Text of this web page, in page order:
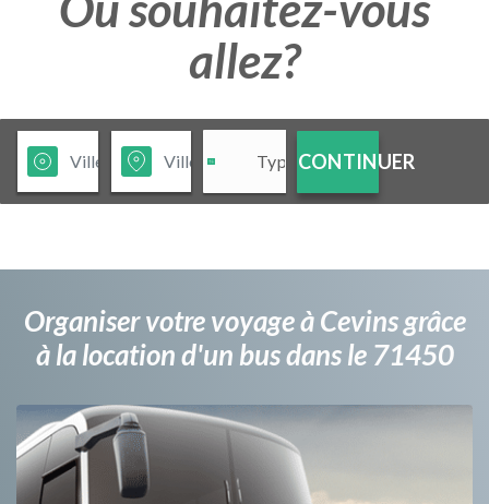
allez?
CONTINUER
Organiser votre voyage à Cevins grâce
à la location d'un bus dans le 71450